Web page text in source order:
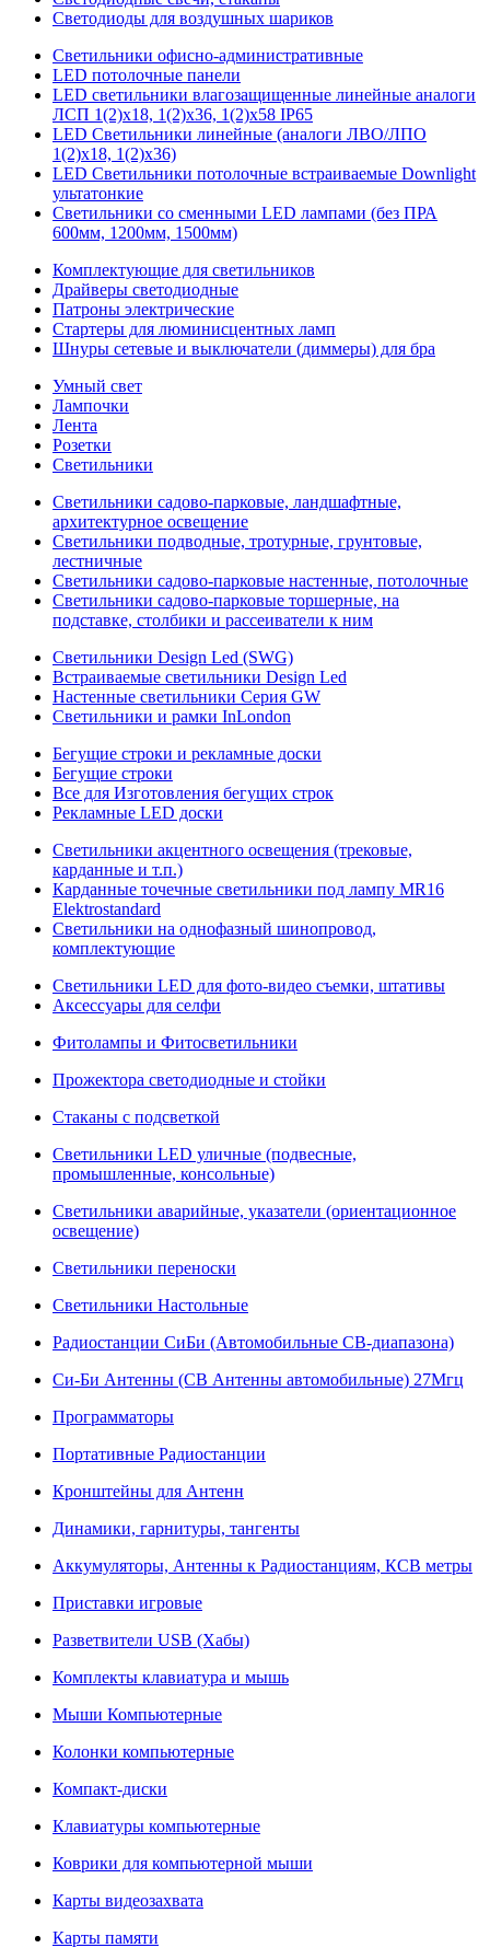
Светодиоды для воздушных шариков
Светильники офисно-административные
LED потолочные панели
LED светильники влагозащищенные линейные аналоги
ЛСП 1(2)х18, 1(2)х36, 1(2)х58 IP65
LED Светильники линейные (аналоги ЛВО/ЛПО
1(2)х18, 1(2)х36)
LED Светильники потолочные встраиваемые Downlight
ультатонкие
Светильники со сменными LED лампами (без ПРА
600мм, 1200мм, 1500мм)
Комплектующие для светильников
Драйверы светодиодные
Патроны электрические
Стартеры для люминисцентных ламп
Шнуры сетевые и выключатели (диммеры) для бра
Умный свет
Лампочки
Лента
Розетки
Светильники
Светильники садово-парковые, ландшафтные,
архитектурное освещение
Светильники подводные, тротурные, грунтовые,
лестничные
Светильники садово-парковые настенные, потолочные
Светильники садово-парковые торшерные, на
подставке, столбики и рассеиватели к ним
Светильники Design Led (SWG)
Встраиваемые светильники Design Led
Настенные светильники Серия GW
Светильники и рамки InLondon
Бегущие строки и рекламные доски
Бегущие строки
Все для Изготовления бегущих строк
Рекламные LED доски
Светильники акцентного освещения (трековые,
карданные и т.п.)
Карданные точечные светильники под лампу MR16
Elektrostandard
Светильники на однофазный шинопровод,
комплектующие
Светильники LED для фото-видео съемки, штативы
Аксессуары для селфи
Фитолампы и Фитосветильники
Прожектора светодиодные и стойки
Стаканы с подсветкой
Светильники LED уличные (подвесные,
промышленные, консольные)
Светильники аварийные, указатели (ориентационное
освещение)
Светильники переноски
Светильники Настольные
Радиостанции СиБи (Автомобильные СВ-диапазона)
Си-Би Антенны (СВ Антенны автомобильные) 27Мгц
Программаторы
Портативные Радиостанции
Кронштейны для Антенн
Динамики, гарнитуры, тангенты
Аккумуляторы, Антенны к Радиостанциям, КСВ метры
Приставки игровые
Разветвители USB (Хабы)
Комплекты клавиатура и мышь
Мыши Компьютерные
Колонки компьютерные
Компакт-диски
Клавиатуры компьютерные
Коврики для компьютерной мыши
Карты видеозахвата
Карты памяти